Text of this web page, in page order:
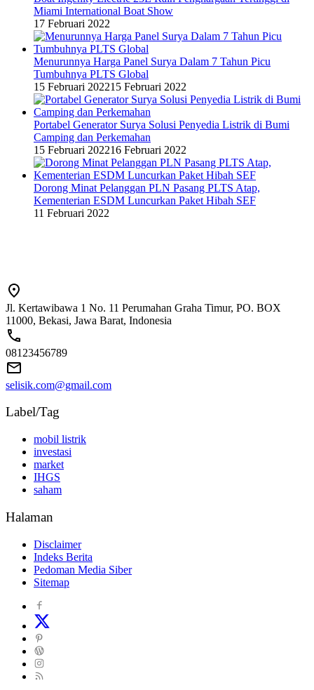
Miami International Boat Show
17 Februari 2022
Menurunnya Harga Panel Surya Dalam 7 Tahun Picu
Tumbuhnya PLTS Global
15 Februari 202215 Februari 2022
Portabel Generator Surya Solusi Penyedia Listrik di Bumi
Camping dan Perkemahan
15 Februari 202216 Februari 2022
Dorong Minat Pelanggan PLN Pasang PLTS Atap,
Kementerian ESDM Luncurkan Paket Hibah SEF
11 Februari 2022
Jl. Kertawibawa 1 No. 11 Perumahan Graha Timur, PO. BOX
11000, Bekasi, Jawa Barat, Indonesia
08123456789
selisik.com@gmail.com
Label/Tag
mobil listrik
investasi
market
IHGS
saham
Halaman
Disclaimer
Indeks Berita
Pedoman Media Siber
Sitemap